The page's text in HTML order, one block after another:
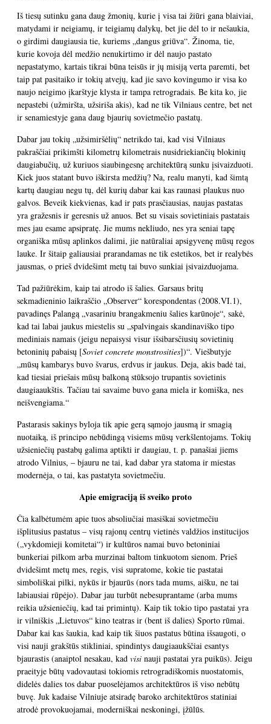
Iš tiesų sutinku gana daug žmonių, kurie į visa tai žiūri gana blaiviai,
matydami ir neigiamų, ir teigiamų dalykų, bet jie dėl to ir nešaukia,
o girdimi daugiausia tie, kuriems „dangus griūva“. Žinoma, tie,
kurie kovoja dėl medžio nenukirtimo ir dėl naujo pastato
nepastatymo, kartais tikrai būna teisūs ir jų misiją verta paremti, bet
taip pat pasitaiko ir tokių atvejų, kad jie savo kovingumo ir visa ko
naujo neigimo įkarštyje klysta ir tampa retrogradais. Be kita ko, jie
nepastebi (užmiršta, užsiriša akis), kad ne tik Vilniaus centre, bet net
ir senamiestyje gana daug bjaurių sovietmečio pastatų.
Dabar jau tokių „užsimiršėlių“ netrikdo tai, kad visi Vilniaus
pakraščiai prikimšti kilometrų kilometrais nusidriekiančių blokinių
daugiabučių, už kuriuos siaubingesnę architektūrą sunku įsivaizduoti.
Kiek juos statant buvo iškirsta medžių? Na, realu manyti, kad šimtą
kartų daugiau negu tų, dėl kurių dabar kai kas raunasi plaukus nuo
galvos. Beveik kiekvienas, kad ir pats prasčiausias, naujas pastatas
yra gražesnis ir geresnis už anuos. Bet su visais sovietiniais pastatais
mes jau esame apsipratę. Jie mums nekliudo, nes yra seniai tapę
organiška mūsų aplinkos dalimi, jie natūraliai apsigyvenę mūsų regos
lauke. Ir šitaip galiausiai prarandamas ne tik estetikos, bet ir realybės
jausmas, o prieš dvidešimt metų tai buvo sunkiai įsivaizduojama.
Tad pažiūrėkim, kaip tai atrodo iš šalies. Garsaus britų
sekmadieninio laikraščio „Observer“ korespondentas (2008.VI.1),
pavadinęs Palangą „vasariniu brangakmeniu šalies karūnoje“, sakė,
kad tai labai jaukus miestelis su „spalvingais skandinaviško tipo
mediniais namais (jeigu nepaisysi visur išsibarsčiusių sovietinių
betoninių pabaisų [Soviet concrete monstrosities])“. Viešbutyje
„mūsų kambarys buvo švarus, erdvus ir jaukus. Deja, akis badė tai,
kad tiesiai priešais mūsų balkoną stūksojo trupantis sovietinis
daugiaaukštis. Tačiau tai savaime buvo gana miela ir komiška, nes
neišvengiama.“
Pastarasis sakinys byloja tik apie gerą sąmojo jausmą ir smagią
nuotaiką, iš principo nebūdingą visiems mūsų verkšlentojams. Tokių
užsieniečių pastabų galima aptikti ir daugiau, t. p. panašiai jiems
atrodo Vilnius, – bjauru ne tai, kad dabar yra statoma ir miestas
modernėja, o tai, kas pastatyta sovietmečiu.
Apie emigraciją iš sveiko proto
Čia kalbėtumėm apie tuos absoliučiai masiškai sovietmečiu
išplitusius pastatus – visų rajonų centrų vietinės valdžios institucijos
(„vykdomieji komitetai“) ir kultūros namai buvo betoniniai
bunkeriai pilkom arba murzinai baltom tinkuotom sienom. Prieš
dvidešimt metų mes, regis, visi supratome, kokie tie pastatai
simboliškai pilki, nykūs ir bjaurūs (nors tada mums, aišku, ne tai
labiausiai rūpėjo). Dabar jau turbūt nebesuprantame (arba mums
reikia užsieniečių, kad tai primintų). Kaip tik tokio tipo pastatai yra
ir vilniškis „Lietuvos“ kino teatras ir (bent iš dalies) Sporto rūmai.
Dabar kai kas šaukia, kad kaip tik šiuos pastatus būtina išsaugoti, o
visi nauji grakštūs stikliniai, spindintys daugiaaukščiai esantys
bjaurastis (anaiptol nesakau, kad visi nauji pastatai yra puikūs). Jeigu
praeityje būtų vadovautasi tokiomis retrogradiškomis nuostatomis,
didelės dalies tos dabar puoselėjamos architektūros iš viso nebūtų
buvę. Juk kadaise Vilniuje atsiradę baroko architektūros statiniai
atrodė provokuojamai, moderniškai neskoningi, įžūlūs.